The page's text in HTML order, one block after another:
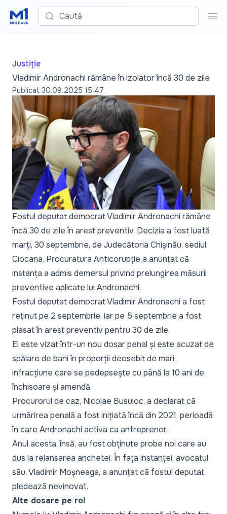
Caută
Justiție
Vladimir Andronachi rămâne în izolator încă 30 de zile
Publicat 30.09.2025 15:47
Fostul deputat democrat Vladimir Andronachi rămâne
încă 30 de zile în arest preventiv. Decizia a fost luată
marți, 30 septembrie, de Judecătoria Chișinău, sediul
Ciocana. Procuratura Anticorupție a anunțat că
instanța a admis demersul privind prelungirea măsurii
preventive aplicate lui Andronachi.
Fostul deputat democrat Vladimir Andronachi a fost
reținut pe 2 septembrie, iar pe 5 septembrie a fost
plasat în arest preventiv pentru 30 de zile.
El este vizat într-un nou dosar penal și este acuzat de
spălare de bani în proporții deosebit de mari,
infracțiune care se pedepsește cu până la 10 ani de
închisoare și amendă.
Procurorul de caz, Nicolae Busuioc, a declarat că
urmărirea penală a fost inițiată încă din 2021, perioadă
în care Andronachi activa ca antreprenor.
Anul acesta, însă, au fost obținute probe noi care au
dus la relansarea anchetei. În fața instanței, avocatul
său, Vladimir Moșneaga, a anunțat că fostul deputat
pledează nevinovat.
Alte dosare pe rol